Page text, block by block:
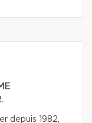
depuis 1982,